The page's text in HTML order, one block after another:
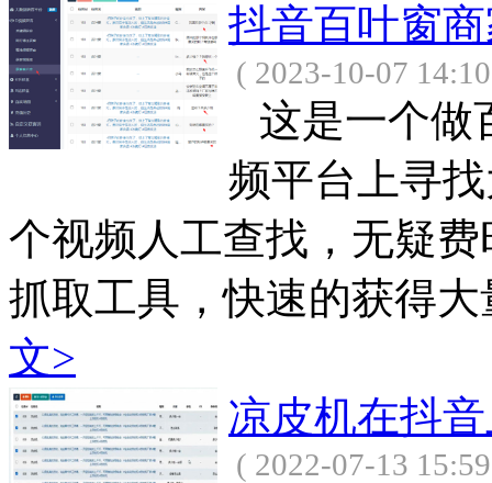
抖音百叶窗
( 2023-10-07
这是一个做
频平台上寻
个视频人工查找，无疑
抓取工具，快速的获得
文>
凉皮机在抖
( 2022-07-13